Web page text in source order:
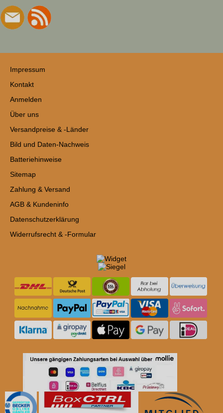
Impressum
Kontakt
Anmelden
Über uns
Versandpreise & -Länder
Bild und Daten-Nachweis
Batteriehinweise
Sitemap
Zahlung & Versand
AGB & Kundeninfo
Datenschutzerklärung
Widerrufsrecht & -Formular